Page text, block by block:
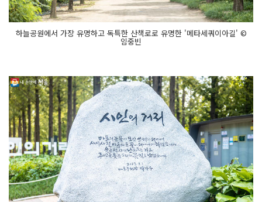
하늘공원에서 가장 유명하고 독특한 산책로로 유명한 '메타세쿼이아길' ©
임중빈